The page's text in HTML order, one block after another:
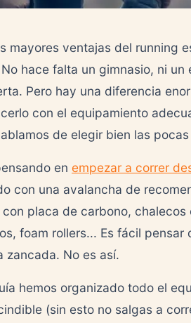
mayores ventajas del running
hace falta un gimnasio, ni
Pero hay una diferencia
con el equipamiento
de elegir bien las
en empezar a correr
con una avalancha de
placa de carbono, chalecos
foam rollers... Es fácil
zancada. No es así.
hemos organizado todo el
(sin esto no salgas a